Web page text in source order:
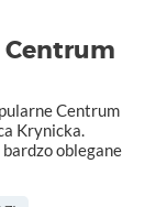
Centrum
Centrum
Krynicka.
oblegane